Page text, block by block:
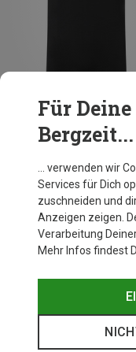
Du sparst 10%
Für
Bergzeit...
… verwenden wir
Services für Dich
zuschneiden und
Anzeigen zeigen.
Verarbeitung
Mehr Infos findest